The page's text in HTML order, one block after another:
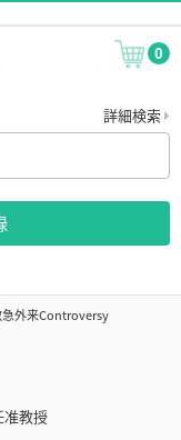
0
詳細検索
外来Controversy
准教授